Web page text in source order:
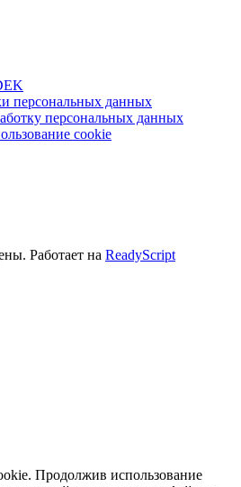
персональных данных
персональных данных
cookie
Работает на ReadyScript
Продолжив использование